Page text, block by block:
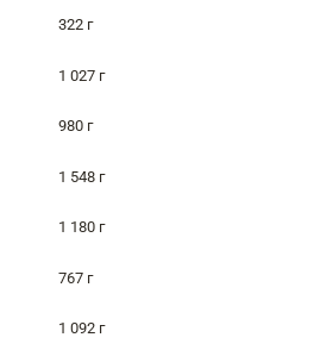
322 г
1 027 г
980 г
1 548 г
1 180 г
767 г
1 092 г